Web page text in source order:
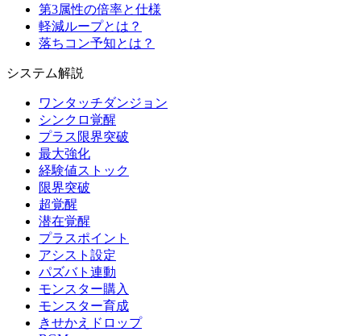
第3属性の倍率と仕様
軽減ループとは？
落ちコン予知とは？
システム解説
ワンタッチダンジョン
シンクロ覚醒
プラス限界突破
最大強化
経験値ストック
限界突破
超覚醒
潜在覚醒
プラスポイント
アシスト設定
パズバト連動
モンスター購入
モンスター育成
きせかえドロップ